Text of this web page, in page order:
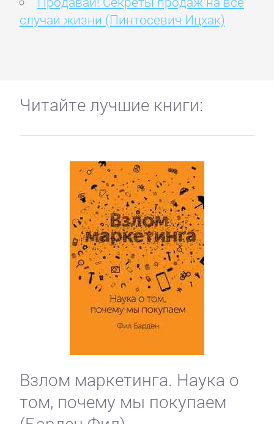
случаи жизни (Пинтосевич Ицхак)
Читайте лучшие книги:
Взлом маркетинга. Наука о
том, почему мы покупаем